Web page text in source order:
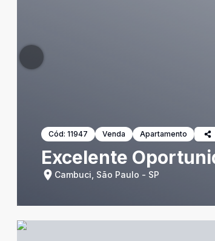
Cód: 11947 Venda Apartamento
Excelente
Cambuci, São Paulo - SP